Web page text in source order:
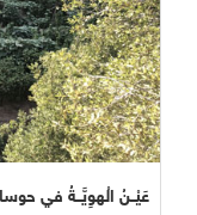
عَيْــنُ الْهوِيَّــةُ في